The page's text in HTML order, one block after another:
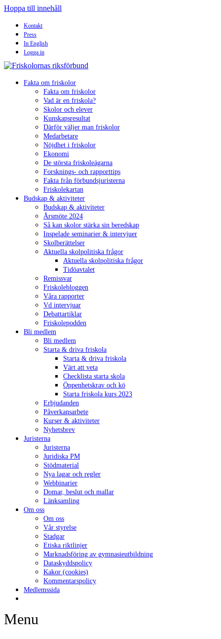
Hoppa till innehåll
Kontakt
Press
In English
Logga in
Fakta om friskolor
Fakta om friskolor
Vad är en friskola?
Skolor och elever
Kunskapsresultat
Därför väljer man friskolor
Medarbetare
Nöjdhet i friskolor
Ekonomi
De största friskoleägarna
Forsknings- och rapporttips
Fakta från förbundsjuristerna
Friskolekartan
Budskap & aktiviteter
Budskap & aktiviteter
Årsmöte 2024
Så kan skolor stärka sin beredskap
Inspelade seminarier & intervjuer
Skolberättelser
Aktuella skolpolitiska frågor
Aktuella skolpolitiska frågor
Tidöavtalet
Remissvar
Friskolebloggen
Våra rapporter
Vd intervjuar
Debattartiklar
Friskolepodden
Bli medlem
Bli medlem
Starta & driva friskola
Starta & driva friskola
Värt att veta
Checklista starta skola
Öppenhetskrav och kö
Starta friskola kurs 2023
Erbjudanden
Påverkansarbete
Kurser & aktiviteter
Nyhetsbrev
Juristerna
Juristerna
Juridiska PM
Stödmaterial
Nya lagar och regler
Webbinarier
Domar, beslut och mallar
Länksamling
Om oss
Om oss
Vår styrelse
Stadgar
Etiska riktlinjer
Marknadsföring av gymnasieutbildning
Dataskyddspolicy
Kakor (cookies)
Kommentarspolicy
Medlemssida
Menu